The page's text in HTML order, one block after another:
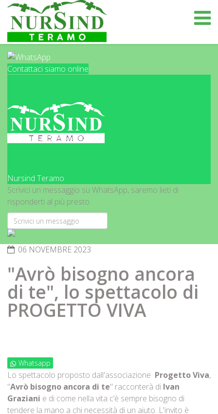
Contattaci siamo online
Nursind Teramo
Scrivici un messaggio su WhatsApp, saremo lieti di
risponderti al più presto.
06 NOVEMBRE 2023
"Avrò bisogno ancora
di te", lo spettacolo di
PROGETTO VIVA
Whatsapp
Lo spettacolo proposto dall'associazione Progetto Viva,
"Avrò bisogno ancora di te" racconterà di Ivan
Graziani e di come nella vita c’è sempre bisogno di
tendere la mano a chi necessità di un aiuto. L'invito è